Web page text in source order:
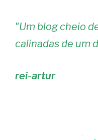
"Um blog cheio
calinadas de um
rei-artur